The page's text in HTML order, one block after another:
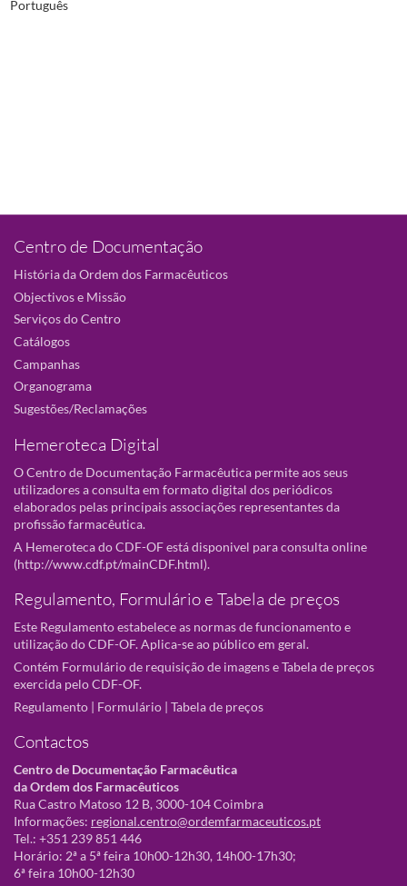
Português
Centro de Documentação
História da Ordem dos Farmacêuticos
Objectivos e Missão
Serviços do Centro
Catálogos
Campanhas
Organograma
Sugestões/Reclamações
Hemeroteca Digital
O Centro de Documentação Farmacêutica permite aos seus
utilizadores a consulta em formato digital dos periódicos
elaborados pelas principais associações representantes da
profissão farmacêutica.
A Hemeroteca do CDF-OF está disponivel para consulta online
(http://www.cdf.pt/mainCDF.html).
Regulamento, Formulário e Tabela de preços
Este Regulamento estabelece as normas de funcionamento e
utilização do CDF-OF. Aplica-se ao público em geral.
Contém Formulário de requisição de imagens e Tabela de preços
exercida pelo CDF-OF.
Regulamento | Formulário | Tabela de preços
Contactos
Centro de Documentação Farmacêutica
da Ordem dos Farmacêuticos
Rua Castro Matoso 12 B, 3000-104 Coimbra
Informações: regional.centro@ordemfarmaceuticos.pt
Tel.: +351 239 851 446
Horário: 2ª a 5ª feira 10h00-12h30, 14h00-17h30;
6ª feira 10h00-12h30